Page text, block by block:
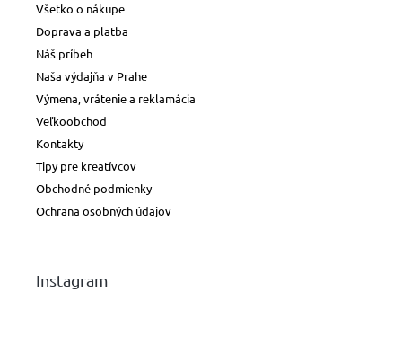
Všetko o nákupe
Doprava a platba
Náš príbeh
Naša výdajňa v Prahe
Výmena, vrátenie a reklamácia
Veľkoobchod
Kontakty
Tipy pre kreatívcov
Obchodné podmienky
Ochrana osobných údajov
Instagram